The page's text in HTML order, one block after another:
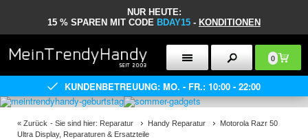
NUR HEUTE:
15 % SPAREN MIT CODE BDAY15 - KONDITIONEN
0
KUNDENBETREUUNG: MO. - FR.: 10:00 - 22:00
« Zurück - Sie sind hier: Reparatur Handy Reparatur
Motorola Razr 50
Ultra Display, Reparaturen & Ersatzteile